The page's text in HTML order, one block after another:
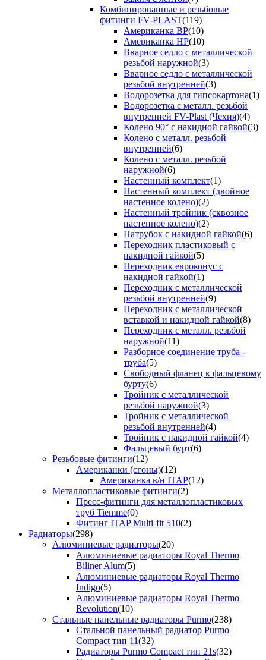
Комбинированные и резьбовые
фитинги FV-PLAST(119)
Американка ВР(10)
Американка НР(10)
Вварное седло с металлической
резьбой наружной(3)
Вварное седло с металлической
резьбой внутренней(3)
Водорозетка для гипсокартона(1)
Водорозетка с металл. резьбой
внутренней FV-Plast (Чехия)(4)
Колено 90° с накидной гайкой(3)
Колено с металл. резьбой
внутренней(6)
Колено с металл. резьбой
наружной(6)
Настенный комплект(1)
Настенный комплект (двойное
настенное колено)(2)
Настенный тройник (сквозное
настенное колено)(2)
Патрубок с накидной гайкой(6)
Переходник пластиковый с
накидной гайкой(5)
Переходник евроконус с
накидной гайкой(1)
Переходник с металлической
резьбой внутренней(9)
Переходник с металлической
вставкой и накидной гайкой(8)
Переходник с металл. резьбой
наружной(11)
Разборное соединение труба -
труба(5)
Свободный фланец к фальцевому
бурту(6)
Тройник с металлической
резьбой наружной(3)
Тройник с металлической
резьбой внутренней(4)
Тройник с накидной гайкой(4)
Фальцевый бурт(6)
Резьбовые фитинги(12)
Американки (сгоны)(12)
Американка в/н ITAP(12)
Металлопластиковые фитинги(2)
Пресс-фитинги для металлопластиковых
труб Tiemme(0)
Фитинг ITAP Multi-fit 510(2)
Радиаторы(298)
Алюминиевые радиаторы(20)
Алюминиевые радиаторы Royal Thermo
Biliner Alum(5)
Алюминиевые радиаторы Royal Thermo
Indigo(5)
Алюминиевые радиаторы Royal Thermo
Revolution(10)
Стальные панельные радиаторы Purmo(238)
Стальной панельный радиатор Purmo
Compact тип 11(32)
Радиаторы Purmo Compact тип 21s(32)